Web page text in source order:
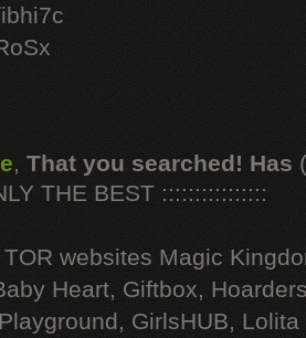
, That you searched! Has
THE BEST ::::::::::::::::
websites Magic
Heart, Giftbox,
GirlsHUB, Lolita